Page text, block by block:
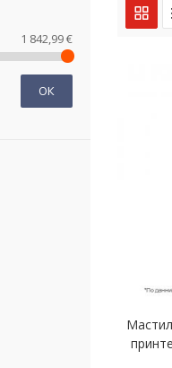
1 842,99 €
ОК